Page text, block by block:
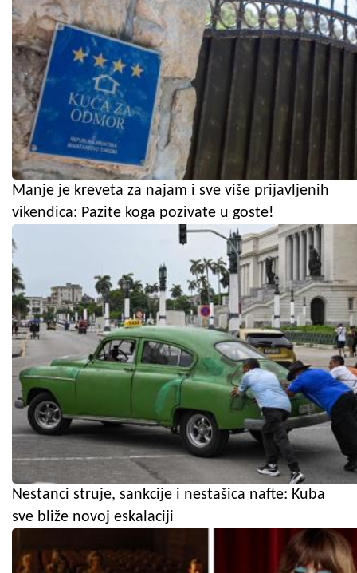
Manje je kreveta za najam i sve više prijavljenih
vikendica: Pazite koga pozivate u goste!
Nestanci struje, sankcije i nestašica nafte: Kuba
sve bliže novoj eskalaciji